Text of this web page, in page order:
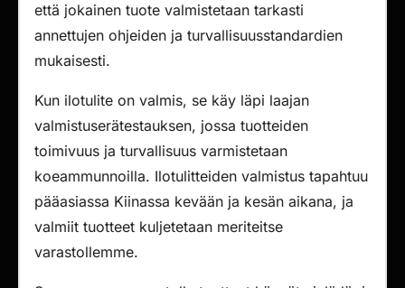
että jokainen tuote valmistetaan tarkasti
annettujen ohjeiden ja turvallisuusstandardien
mukaisesti.
Kun ilotulite on valmis, se käy läpi laajan
valmistuserätestauksen, jossa tuotteiden
toimivuus ja turvallisuus varmistetaan
koeammunnoilla. Ilotulitteiden valmistus tapahtuu
pääasiassa Kiinassa kevään ja kesän aikana, ja
valmiit tuotteet kuljetetaan meriteitse
varastollemme.